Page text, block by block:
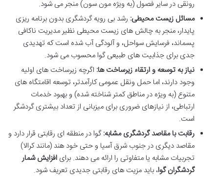
رونقی در سایر فصول (به ویژه مون سون) منجر می شود.
مسائل زیست محیطی: رشد بی رویه گردشگری بدون برنامه ریزی
پایدار، منجر به چالش های زیست محیطی نظیر مدیریت ناکافی
پسماند، فرسایش سواحل، و آلودگی آب شده است که تهدیدی
جدی برای جذابیت های طبیعی گوا محسوب می شود.
نیاز به توسعه و ارتقاء زیرساخت ها: اگرچه زیرساخت های اولیه
وجود دارند، اما حمل ونقل عمومی کارآمدتر، توسعه اقامتگاه های
متنوع (به ویژه در مناطق کمتر شناخته شده) و بهبود خدمات
ارتباطی، از نیازهای ضروری برای میزبانی از تعداد بیشتری گردشگر
است.
رقابت با مقاصد گردشگری مشابه:گوا در منطقه ای رقابتی قرار دارد و
مقاصد دیگری در جنوب شرق آسیا و حتی خود هند (مانند کرالا)
تجربیات مشابه یا متفاوتی را ارائه می دهند. برای افزایش شمار
گردشگران گوا، باید مزیت های رقابتی جدیدی تعریف شود.